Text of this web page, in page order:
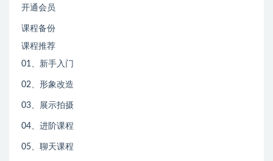
开通会员
课程备份
课程推荐
01、新手入门
02、形象改造
03、展示拍摄
04、进阶课程
05、聊天课程